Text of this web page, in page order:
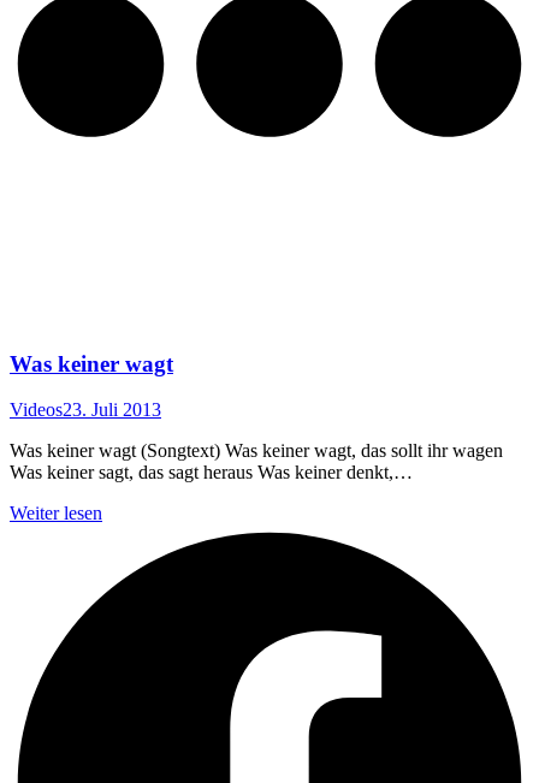
Was keiner wagt
Videos23. Juli 2013
Was keiner wagt (Songtext) Was keiner wagt, das sollt ihr wagen
Was keiner sagt, das sagt heraus Was keiner denkt,…
Weiter lesen